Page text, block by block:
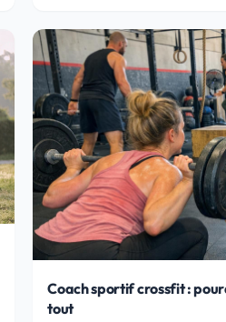
Coach sportif crossfit :
tout